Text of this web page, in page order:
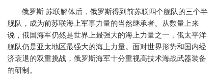
俄罗斯 苏联解体后，俄罗斯得到前苏联四个舰队的三个半
舰队，成为前苏联海上军事力量的当然继承者。从数量上来
说，俄国海军仍然是世界上最强大的海上力量之一，俄太平洋
舰队仍是亚太地区最强大的海上力量。面对世界形势和国内经
济衰退的双重挑战，俄罗斯海军十分重视高技术海战武器装备
的研制。